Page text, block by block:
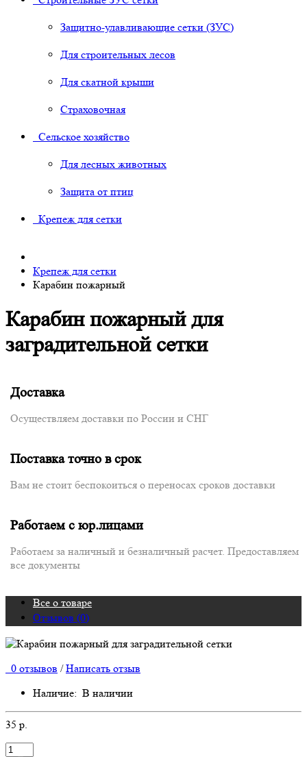
Защитно-улавливающие сетки (ЗУС)
Для строительных лесов
Для скатной крыши
Страховочная
Сельское хозяйство
Для лесных животных
Защита от птиц
Крепеж для сетки
Крепеж для сетки
Карабин пожарный
Карабин пожарный для
заградительной сетки
Доставка
Осуществляем доставки по России и СНГ
Поставка точно в срок
Вам не стоит беспокоиться о переносах сроков доставки
Работаем с юр.лицами
Работаем за наличный и безналичный расчет. Предоставляем
все документы
Все о товаре
Отзывов (0)
0 отзывов / Написать отзыв
Наличие: В наличии
35 р.